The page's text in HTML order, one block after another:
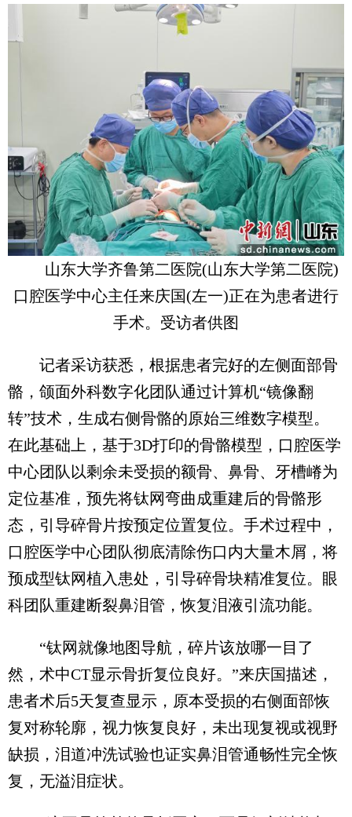
山东大学齐鲁第二医院(山东大学第二医院)
口腔医学中心主任来庆国(左一)正在为患者进行
手术。受访者供图
记者采访获悉，根据患者完好的左侧面部骨
骼，颌面外科数字化团队通过计算机“镜像翻
转”技术，生成右侧骨骼的原始三维数字模型。
在此基础上，基于3D打印的骨骼模型，口腔医学
中心团队以剩余未受损的额骨、鼻骨、牙槽嵴为
定位基准，预先将钛网弯曲成重建后的骨骼形
态，引导碎骨片按预定位置复位。手术过程中，
口腔医学中心团队彻底清除伤口内大量木屑，将
预成型钛网植入患处，引导碎骨块精准复位。眼
科团队重建断裂鼻泪管，恢复泪液引流功能。
“钛网就像地图导航，碎片该放哪一目了
然，术中CT显示骨折复位良好。”来庆国描述，
患者术后5天复查显示，原本受损的右侧面部恢
复对称轮廓，视力恢复良好，未出现复视或视野
缺损，泪道冲洗试验也证实鼻泪管通畅性完全恢
复，无溢泪症状。